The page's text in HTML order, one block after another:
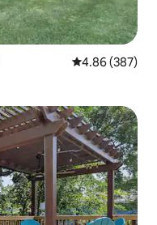
Calificación
4.86 (387)